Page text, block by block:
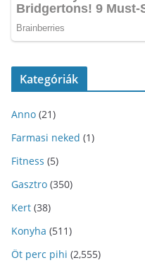
Kategóriák
Anno (21)
Farmasi neked (1)
Fitness (5)
Gasztro (350)
Kert (38)
Konyha (511)
Öt perc pihi (2,555)